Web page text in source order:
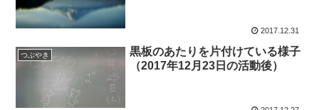
2017.12.31
つぶやき
黒板のあたりを片付けている様子
（2017年12月23日の活動後）